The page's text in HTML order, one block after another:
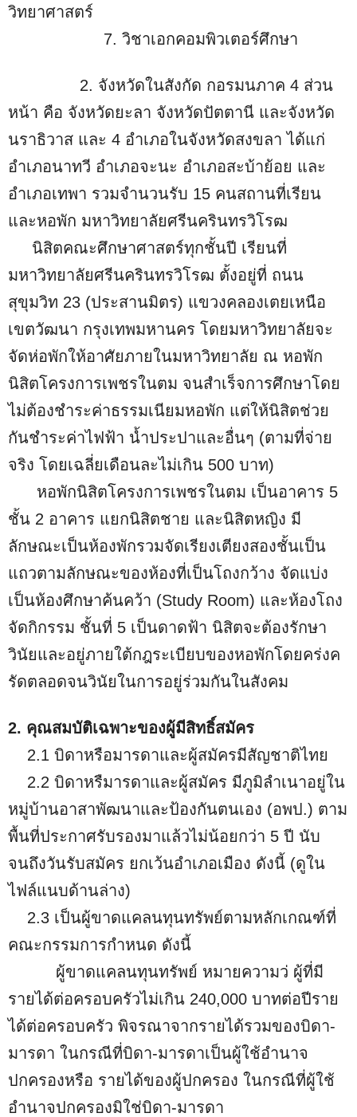
วิทยาศาสตร์
7. วิชาเอกคอมพิวเตอร์ศึกษา
2. จังหวัดในสังกัด กอรมนภาค 4 ส่วน
หน้า คือ จังหวัดยะลา จังหวัดปัตตานี และจังหวัด
นราธิวาส และ 4 อำเภอในจังหวัดสงขลา ได้แก่
อำเภอนาทวี อำเภอจะนะ อำเภอสะบ้าย้อย และ
อำเภอเทพา รวมจำนวนรับ 15 คนสถานที่เรียน
และหอพัก มหาวิทยาลัยศรีนครินทรวิโรฒ
นิสิตคณะศึกษาศาสตร์ทุกชั้นปี เรียนที่
มหาวิทยาลัยศรีนครินทรวิโรฒ ตั้งอยู่ที่ ถนน
สุขุมวิท 23 (ประสานมิตร) แขวงคลองเตยเหนือ
เขตวัฒนา กรุงเทพมหานคร โดยมหาวิทยาลัยจะ
จัดห่อพักให้อาศัยภายในมหาวิทยาลัย ณ หอพัก
นิสิตโครงการเพชรในตม จนสำเร็จการศึกษาโดย
ไม่ต้องชำระค่าธรรมเนียมหอพัก แต่ให้นิสิตช่วย
กันชำระค่าไฟฟ้า น้ำประปาและอื่นๆ (ตามที่จ่าย
จริง โดยเฉลี่ยเดือนละไม่เกิน 500 บาท)
หอพักนิสิตโครงการเพชรในตม เป็นอาคาร 5
ชั้น 2 อาคาร แยกนิสิตชาย และนิสิตหญิง มี
ลักษณะเป็นห้องพักรวมจัดเรียงเตียงสองชั้นเป็น
แถวตามลักษณะของห้องที่เป็นโถงกว้าง จัดแบ่ง
เป็นห้องศึกษาค้นคว้า (Study Room) และห้องโถง
จัดกิกรรม ชั้นที่ 5 เป็นดาดฟ้า นิสิตจะต้องรักษา
วินัยและอยู่ภายใต้กฎระเบียบของหอพักโดยคร่งค
รัดตลอดจนวินัยในการอยู่ร่วมกันในสังคม
2. คุณสมบัติเฉพาะของผู้มีสิทธิ์สมัคร
2.1 บิดาหรือมารดาและผู้สมัครมีสัญชาติไทย
2.2 บิดาหรืมารดาและผู้สมัคร มีภูมิลำเนาอยู่ใน
หมู่บ้านอาสาพัฒนาและป้องกันตนเอง (อพป.) ตาม
พื้นที่ประกาศรับรองมาแล้วไม่น้อยกว่า 5 ปี นับ
จนถึงวันรับสมัคร ยกเว้นอำเภอเมือง ดังนี้ (ดูใน
ไฟล์แนบด้านล่าง)
2.3 เป็นผู้ขาดแคลนทุนทรัพย์ตามหลักเกณฑ์ที่
คณะกรรมการกำหนด ดังนี้
ผู้ขาดแคลนทุนทรัพย์ หมายความว่ ผู้ที่มี
รายได้ต่อครอบครัวไม่เกิน 240,000 บาทต่อปีราย
ได้ต่อครอบครัว พิจรณาจากรายได้รวมของบิดา-
มารดา ในกรณีที่บิดา-มารดาเป็นผู้ใช้อำนาจ
ปกครองหรือ รายได้ของผู้ปกครอง ในกรณีที่ผู้ใช้
อำนาจปกครองมิใช่บิดา-มารดา